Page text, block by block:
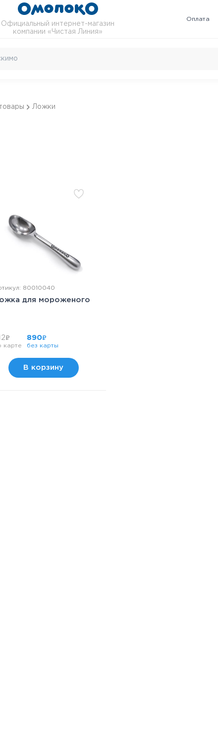
Официальный интернет-магазин
компании «Чистая Линия»
Оплата
Ложки
80010040
для мороженого
₽
карте
890₽
без карты
В корзину